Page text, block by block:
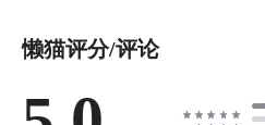
懒猫评分/评论